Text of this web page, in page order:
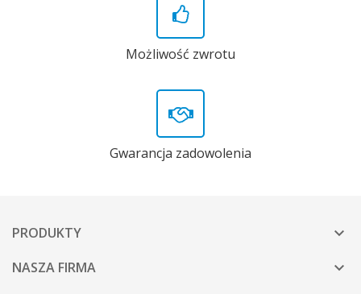
Możliwość zwrotu
Gwarancja zadowolenia
PRODUKTY 
NASZA FIRMA 